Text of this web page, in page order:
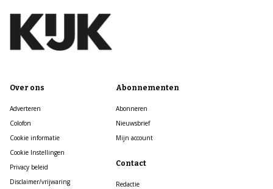
Over ons
Adverteren
Colofon
Cookie informatie
Cookie Instellingen
Privacy beleid
Disclaimer/vrijwaring
Abonnementen
Abonneren
Nieuwsbrief
Mijn account
Contact
Redactie